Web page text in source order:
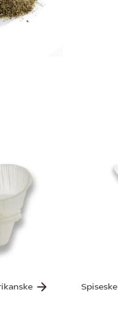
Spiseske